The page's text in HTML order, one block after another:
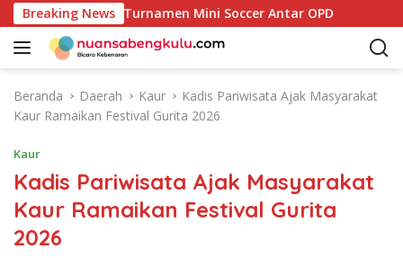
a
Breaking News
Buka Turnamen Mini Soccer Antar OPD
Beranda Daerah Kaur
Kadis Pariwisata Ajak Masyarakat
Kaur Ramaikan Festival Gurita 2026
Kaur
Kadis Pariwisata Ajak Masyarakat
Kaur Ramaikan Festival Gurita
2026